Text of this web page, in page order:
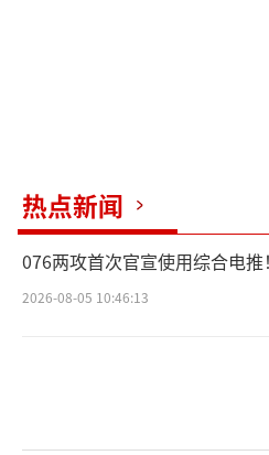
热点新闻
076两攻首次官宣使用综合电推！
2026-08-05 10:46:13